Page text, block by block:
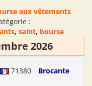
aux vêtements
:
, saint, bourse
2026
71380
Brocante